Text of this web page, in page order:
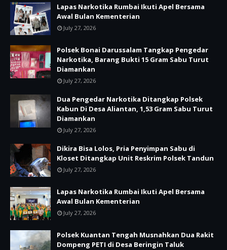
Lapas Narkotika Rumbai Ikuti Apel Bersama
Awal Bulan Kementerian
July 27, 2026
Polsek Bonai Darussalam Tangkap Pengedar
Narkotika, Barang Bukti 15 Gram Sabu Turut
Diamankan
July 27, 2026
Dua Pengedar Narkotika Ditangkap Polsek
Kabun Di Desa Aliantan, 1,53 Gram Sabu Turut
Diamankan
July 27, 2026
Dikira Bisa Lolos, Pria Penyimpan Sabu di
Kloset Ditangkap Unit Reskrim Polsek Tandun
July 27, 2026
Lapas Narkotika Rumbai Ikuti Apel Bersama
Awal Bulan Kementerian
July 27, 2026
Polsek Kuantan Tengah Musnahkan Dua Rakit
Dompeng PETI di Desa Beringin Taluk